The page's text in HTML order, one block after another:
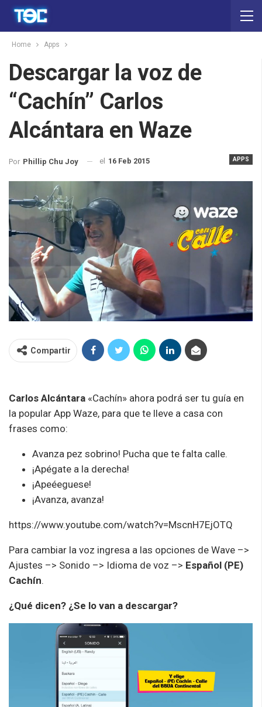
Home Apps
Descargar la voz de
“Cachín” Carlos
Alcántara en Waze
APPS
Por Phillip Chu Joy el 16 Feb 2015
Compartir
Carlos Alcántara «Cachín» ahora podrá ser tu guía en
la popular App Waze, para que te lleve a casa con
frases como:
Avanza pez sobrino! Pucha que te falta calle.
¡Apégate a la derecha!
¡Apeéeguese!
¡Avanza, avanza!
https://www.youtube.com/watch?v=MscnH7EjOTQ
Para cambiar la voz ingresa a las opciones de Wave –>
Ajustes –> Sonido –> Idioma de voz –> Español (PE)
Cachín.
¿Qué dicen? ¿Se lo van a descargar?